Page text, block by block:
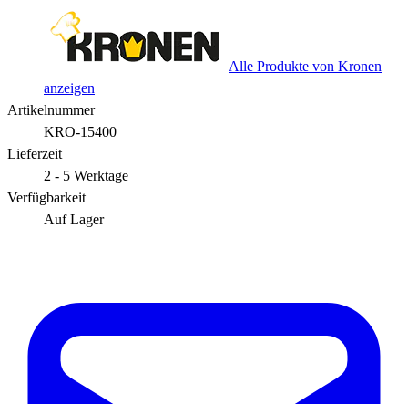
Alle Produkte von Kronen
anzeigen
Artikelnummer
KRO-15400
Lieferzeit
2 - 5 Werktage
Verfügbarkeit
Auf Lager